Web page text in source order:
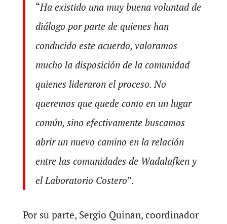
“Ha existido una muy buena voluntad de
diálogo por parte de quienes han
conducido este acuerdo, valoramos
mucho la disposición de la comunidad
quienes lideraron el proceso. No
queremos que quede como en un lugar
común, sino efectivamente buscamos
abrir un nuevo camino en la relación
entre las comunidades de Wadalafken y
el Laboratorio Costero”.
Por su parte, Sergio Quinan, coordinador